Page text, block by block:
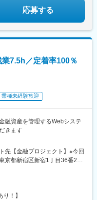
応募する
7.5h／定着率100％
業種未経験歓迎
融資産を管理するWebシステ
きます
先【金融プロジェクト】※今回
京都新宿区新宿1丁目36番2
対策＞当社本社：オフィス内
社規定に則る
！】